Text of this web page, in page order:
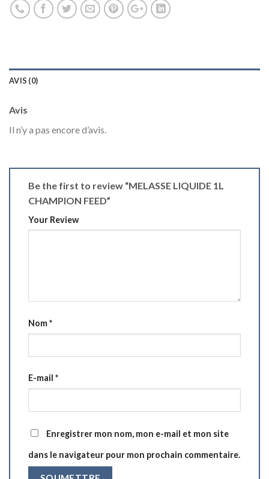
AVIS (0)
Avis
Il n’y a pas encore d’avis.
Be the first to review “MELASSE LIQUIDE 1L
CHAMPION FEED”
Your Review
Nom*
E-mail *
Enregistrer mon nom, mon e-mail et mon site
dans le navigateur pour mon prochain commentaire.